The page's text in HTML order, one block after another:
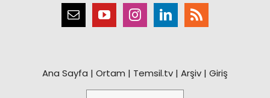
Ana Sayfa | Ortam | Temsil.tv | Arşiv | Giriş